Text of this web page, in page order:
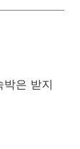
은 받지